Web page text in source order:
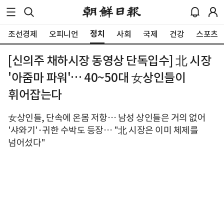
조선경제 오피니언 정치 사회 국제 건강 스포츠
[신의주 채하시장 동영상 단독입수] 北 시장
'아줌마 파워'… 40~50대 女상인들이
휘어잡는다
女상인들, 단속에 온몸 저항… 남성 상인들은 거의 없어
'샤와기'·귀한 수박도 등장… "北 시장은 이미 체제를
넘어섰다"